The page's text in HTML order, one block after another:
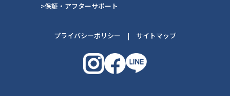
>保証・アフターサポート
プライバシーポリシー | サイトマップ